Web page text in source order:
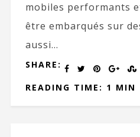
mobiles performants
être embarqués sur
aussi...
SHARE:
READING TIME: 1 MIN